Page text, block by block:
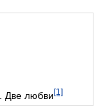
. Две любви[1]